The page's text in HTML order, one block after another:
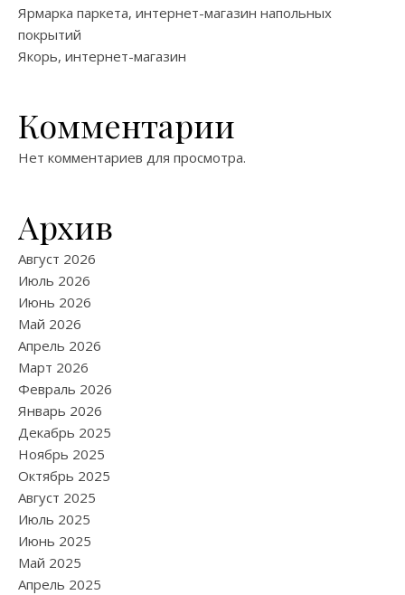
Ярмарка паркета, интернет-магазин напольных
покрытий
Якорь, интернет-магазин
Комментарии
Нет комментариев для просмотра.
Архив
Август 2026
Июль 2026
Июнь 2026
Май 2026
Апрель 2026
Март 2026
Февраль 2026
Январь 2026
Декабрь 2025
Ноябрь 2025
Октябрь 2025
Август 2025
Июль 2025
Июнь 2025
Май 2025
Апрель 2025